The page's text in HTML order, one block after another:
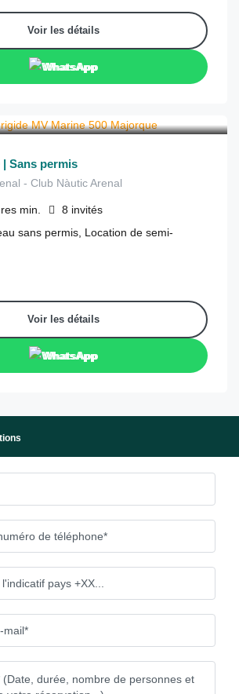
Voir les détails
WhatsApp
| Sans permis
- Club Nàutic Arenal
min. 8 invités
sans permis, Location de semi-
Voir les détails
WhatsApp